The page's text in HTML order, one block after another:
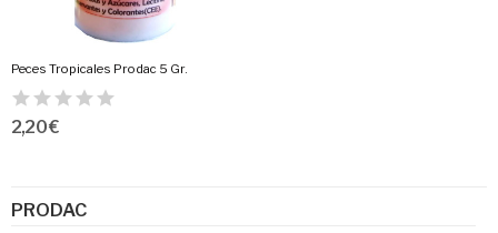
PRODAC
Peces Tropicales Prodac 5 Gr.
2,20 €